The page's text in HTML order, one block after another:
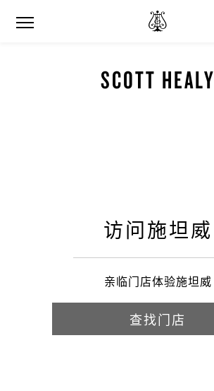
SCOTT HEALY
访问施坦威
亲临门店体验施坦威
查找门店